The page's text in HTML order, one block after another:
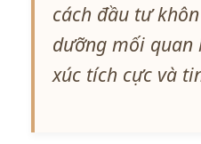
cách đầu tư
dưỡng mối quan
xúc tích cực và